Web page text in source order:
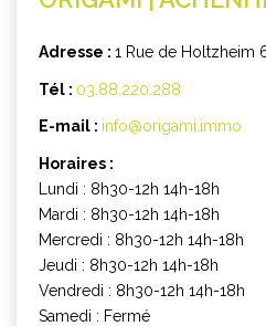
Adresse : 1 Rue de Holtzheim
Tél : 03.88.220.288
E-mail : info@origami.immo
Horaires :
Lundi : 8h30-12h 14h-18h
Mardi : 8h30-12h 14h-18h
Mercredi : 8h30-12h 14h-18h
Jeudi : 8h30-12h 14h-18h
Vendredi : 8h30-12h 14h-18h
Samedi : Fermé